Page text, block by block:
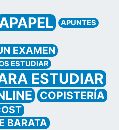
APAPEL APUNTES
EXAMEN
ESTUDIAR
ESTUDIAR
COPISTERÍA
BARATA